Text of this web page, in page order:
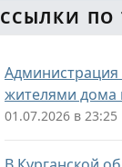
ССЫЛКИ ПО
Администрация
жителями дома
01.07.2026 в 23:25